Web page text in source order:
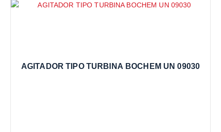
AGITADOR TIPO TURBINA BOCHEM UN 09030